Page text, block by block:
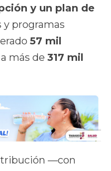
y un plan de
y programas
57 mil
más de 317 mil
—con